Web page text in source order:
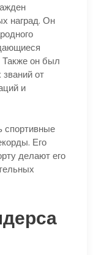
наград. Он
Также он был
от
и
спортивные
Его
делают его